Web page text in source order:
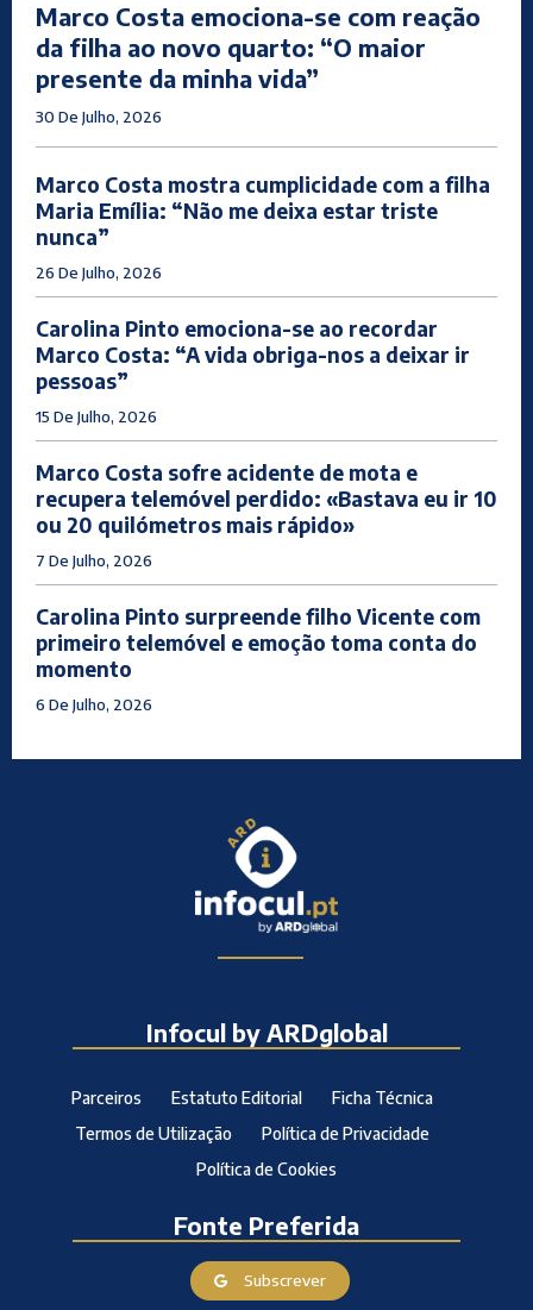
Marco Costa emociona-se com reação
da filha ao novo quarto: “O maior
presente da minha vida”
30 De Julho, 2026
Marco Costa mostra cumplicidade com a filha
Maria Emília: “Não me deixa estar triste
nunca”
26 De Julho, 2026
Carolina Pinto emociona-se ao recordar
Marco Costa: “A vida obriga-nos a deixar ir
pessoas”
15 De Julho, 2026
Marco Costa sofre acidente de mota e
recupera telemóvel perdido: «Bastava eu ir 10
ou 20 quilómetros mais rápido»
7 De Julho, 2026
Carolina Pinto surpreende filho Vicente com
primeiro telemóvel e emoção toma conta do
momento
6 De Julho, 2026
Infocul by ARDglobal
Parceiros Estatuto Editorial
Ficha Técnica
Termos de Utilização
Política de Privacidade
Política de Cookies
Fonte Preferida
Subscrever